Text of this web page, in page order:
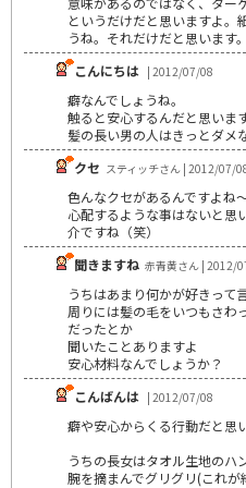
というだけだと思いますよ。
うね。それだけだと思います。
こんにちは | 2012/07/08
癖なんでしょうね。
触ると安心するんだと思います
髪の長い男の人はきっとダメ
クセ スティッチさん | 2012/07/
色んなクセがあるんですよね
心配するような事はないと思
介ですね（笑）
聞きますね 赤青黄さん | 2012/
うちはあまり何かが好きって
周りには髪の毛をいつもさわ
だったとか
聞いたことありますよ
安心材料なんでしょうか？
こんばんは | 2012/07/08
癖や安心からくる行動だと思
うちの長女はタオル生地のハ
腕を摘まんでグリグリ(これが